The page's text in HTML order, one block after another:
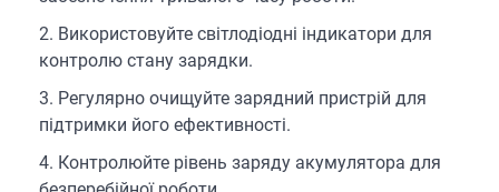
Використовуйте світлодіодні індикатори для
контролю стану зарядки.
Регулярно очищуйте зарядний пристрій для
підтримки його ефективності.
Контролюйте рівень заряду акумулятора для